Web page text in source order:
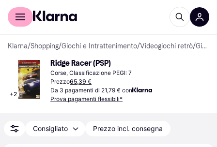
Per il tuo shopping
Klarna/Shopping/Giochi e Intrattenimento/Videogiochi retrò/ Giochi per PlayStation Portable
+2
Ridge Racer (PSP)
Corse, Classificazione PEGI: 7
Prezzo65,39 €
Da 3 pagamenti di 21,79 € con
Prova pagamenti flessibili*
Consigliato Prezzo incl. consegna